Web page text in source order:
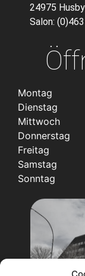
24975 Husby
Salon:
Montag
Dienstag
Mittwoch
Donnerstag
Freitag
Samstag
Sonntag